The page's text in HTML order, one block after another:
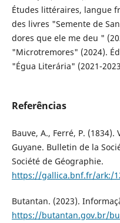
Études littéraires, langue
des livres "Semente de
dores que ele me deu "
"Microtremores" (2024).
"Égua Literária" (2021-
Referências
Bauve, A., Ferré, P.
Guyane. Bulletin de la
Société de Géographie.
https://gallica.bnf.fr/ark:/
Butantan. (2023).
https://butantan.gov.br/